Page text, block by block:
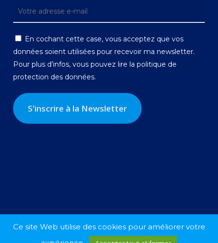
En cochant cette case, vous acceptez que vos
données soient utilisées pour recevoir ma newsletter.
Pour plus d’infos, vous pouvez lire la politique de
protection des données.
© 2026 Georges-Louis Bouchez.
Ce site Web utilise des cookies pour améliorer votre